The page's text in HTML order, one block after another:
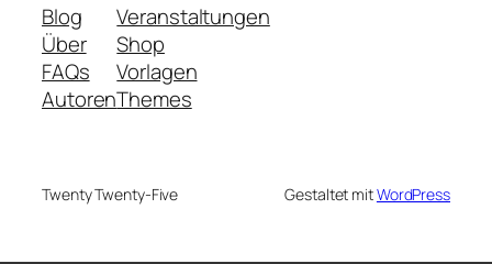
Blog
Über
FAQs
Autoren
Veranstaltungen
Shop
Vorlagen
Themes
Twenty Twenty-Five Gestaltet mitWordPress